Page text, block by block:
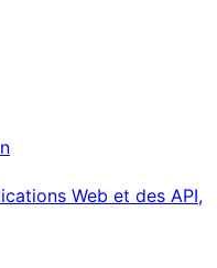
Web et des API,